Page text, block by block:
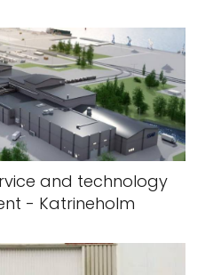
and technology
- Katrineholm